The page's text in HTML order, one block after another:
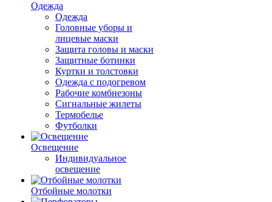
Одежда
Одежда
Головные уборы и
лицевые маски
Защита головы и маски
Защитные ботинки
Куртки и толстовки
Одежда с подогревом
Рабочие комбнезоны
Сигнальные жилеты
Термобелье
Футболки
Освещение
Индивидуальное
освещение
Отбойные молотки